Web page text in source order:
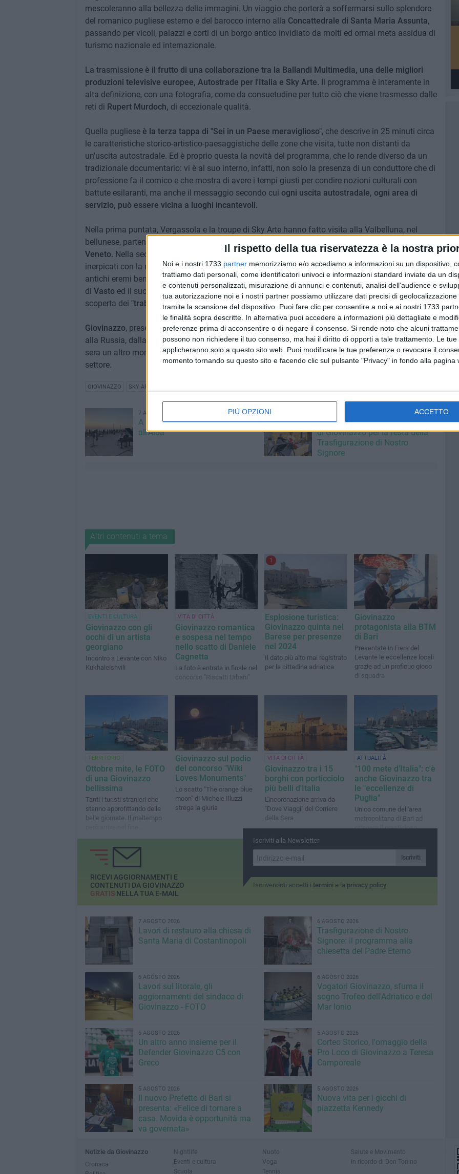
Il rispetto della tua riservatezza è la nostra
Noi e i nostri 1733 partner memorizziamo e/o accediamo a informazioni su un dispositivo,
trattiamo dati personali, come identificatori univoci e informazioni standard inviate da un
e contenuti personalizzati, misurazione di annunci e contenuti, analisi dell'audience e
tua autorizzazione noi e i nostri partner possiamo utilizzare dati precisi di
tramite la scansione del dispositivo. Puoi fare clic per consentire a noi e ai nostri 1733
le finalità sopra descritte. In alternativa puoi accedere a informazioni più dettagliate e
preferenze prima di acconsentire o di negare il consenso. Si rende noto che alcuni
possono non richiedere il tuo consenso, ma hai il diritto di opporti a tale trattamento. Le
applicheranno solo a questo sito web. Puoi modificare le tue preferenze o revocare il
momento tornando su questo sito e facendo clic sul pulsante "Privacy" in fondo alla pagina
PIÙ OPZIONI ACCETTO
mescoleranno alla bellezza delle immagini. Un viaggio che porterà a soffermarsi sullo splendore
del romanico pugliese esterno e del barocco interno alla Concattedrale di Santa Maria Assunta,
passando per vicoli, palazzi e corti di un borgo antico invidiato da molti ed ormai meta assidua di
turismo nazionale ed internazionale.
La trasmissioneè il frutto di una collaborazione tra la Ballandi Multimedia, una delle migliori
produzioni televisive europee, Autostrade per l'Italia e Sky Arte. Il programma è interamente in
alta definizione, con una fotografia, come da consuetudine per tutto ciò che viene trasmesso dalle
reti di Rupert Murdoch, di eccezionale qualità.
Quella puglieseè la terza tappa di "Sei in un Paese meraviglioso", che descrive in 25 minuti circa
le caratteristiche storico-artistico-paesaggistiche delle zone che visita, tutte non distanti da
un'uscita autostradale. Ed è proprio questa la novità del programma, che lo rende diverso da un
tradizionale documentario: vi è al suo interno, infatti, non solo la presenza di un conduttore che di
professione fa il comico e che mostra di avere i tempi giusti per condire nozioni culturali con
battute esilaranti, ma anche il messaggio secondo cui ogni uscita autostradale, ogni area di
servizio, può essere vicina a luoghi incantevoli.
Nella prima puntata, Vergassola e la troupe di Sky Arte hanno fatto visita alla Valbelluna, nel
bellunese, partendo da
e scoprendo chiesette rurali ed i comuni di
Feltre e Vittorio
Veneto. Nella seconda, invece, dopo essere partiti dall'area di servizioAlento Ovest, si sono
inerpicati con la neve fino al massiccio della Maiella, nel teatino, in Abruzzo, alla scoperta di
antichi eremi benedettini. Successivamente sono scesi sulla costa, visitando dapprima il comune
di Vasto ed il suo circondario ricco di ritrovamenti archeologici, per poi chiudere la puntata alla
scoperta dei "trabucchi", i particolari argani da pesca presenti dal Molise alle Marche.
Giovinazzo, presente negli ultimi anni sui siti internet specializzati di mezza Europa, dalla Francia
alla Russia, dalla Danimarca alla Germania, come meta turistica da non perdere, vivrà domani
sera un altro momento di gloria, che speriamo serva da ulteriore volano per l'economia locale di
settore.
GIOVINAZZO SKY ARTE
7 AGOSTO 2026
A Giovinazzo c'è il Concerto
all'Alba
Grande partecipazione nell'agro
di Giovinazzo per la festa della
Trasfigurazione di Nostro
Signore
Altri contenuti a tema
EVENTI E CULTURA
Giovinazzo con gli
occhi di un artista
georgiano
Incontro a Levante con Niko
Kukhaleishvili
VITA DI CITTÀ
Giovinazzo romantica
e sospesa nel tempo
nello scatto di Daniele
Cagnetta
La foto è entrata in finale nel
concorso "Riscatti Urbani"
1
Esplosione turistica:
Giovinazzo quinta nel
Barese per presenze
nel 2024
Il dato più alto mai registrato
per la cittadina adriatica
Giovinazzo
protagonista alla BTM
di Bari
Presentate in Fiera del
Levante le eccellenze locali
grazie ad un proficuo gioco
di squadra
TERRITORIO
Ottobre mite, le FOTO
di una Giovinazzo
bellissima
Tanti i turisti stranieri che
stanno approfittando delle
belle giornate. Il maltempo
Giovinazzo sul podio
del concorso "Wiki
Loves Monuments"
Lo scatto "The orange blue
moon" di Michele Illuzzi
strega la giuria
VITA DI CITTÀ
Giovinazzo tra i 15
borghi con porticciolo
più belli d'Italia
L'incoronazione arriva da
"Dove Viaggi" del Corriere
della Sera
ATTUALITÀ
"100 mete d’Italia": c'è
anche Giovinazzo tra
le "eccellenze di
Puglia"
Unico comune dell'area
metropolitana di Bari ad
ottenere il prestigioso
Iscriviti alla Newsletter
Iscriviti
Iscrivendoti accetti i termini e la privacy policy
RICEVI AGGIORNAMENTI E
CONTENUTI DA GIOVINAZZO
GRATISNELLA TUA E-MAIL
7 AGOSTO 2026
Lavori di restauro alla chiesa di
Santa Maria di Costantinopoli
6 AGOSTO 2026
Trasfigurazione di Nostro
Signore: il programma alla
chiesetta del Padre Eterno
6 AGOSTO 2026
Lavori sul litorale, gli
aggiornamenti del sindaco di
Giovinazzo - FOTO
6 AGOSTO 2026
Vogatori Giovinazzo, sfuma il
sogno Trofeo dell'Adriatico e del
Mar Ionio
6 AGOSTO 2026
Un altro anno insieme per il
Defender Giovinazzo C5 con
Greco
5 AGOSTO 2026
Corteo Storico, l'omaggio della
Pro Loco di Giovinazzo a Teresa
Camporeale
5 AGOSTO 2026
Il nuovo Prefetto di Bari si
presenta: «Felice di tornare a
casa. Movida è opportunità ma
va governata»
5 AGOSTO 2026
Nuova vita per i giochi di
piazzetta Kennedy
Notizie da Giovinazzo
Cronaca
Nightlife
Eventi e cultura
Scuola
Nuoto
Voga
Tennis
Salute e Movimento
In ricordo di Don Tonino